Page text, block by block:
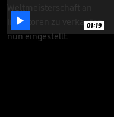
 01:19